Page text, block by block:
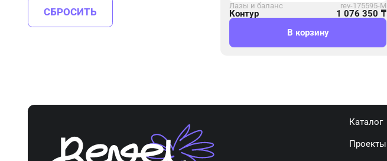
СБРОСИТЬ
Лазы и баланс rev-175595-М
Контур 1 076 350 ₸
В корзину
Каталог
Проекты